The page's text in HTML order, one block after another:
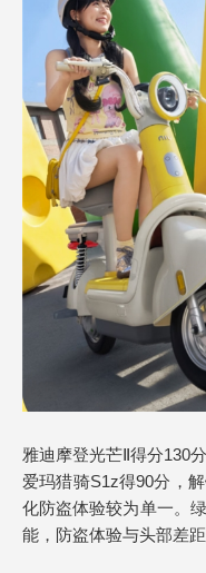
雅迪摩登光芒Ⅱ得分130
爱玛猎骑S1z得90分，
化防盗体验较为单一。
能，防盗体验与头部差距